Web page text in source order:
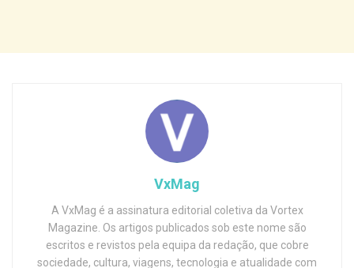
VxMag
A VxMag é a assinatura editorial coletiva da Vortex
Magazine. Os artigos publicados sob este nome são
escritos e revistos pela equipa da redação, que cobre
sociedade, cultura, viagens, tecnologia e atualidade com